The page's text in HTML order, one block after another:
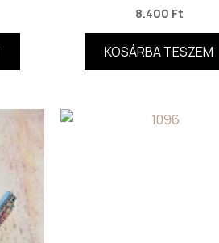
8.400 Ft
KOSÁRBA TESZEM